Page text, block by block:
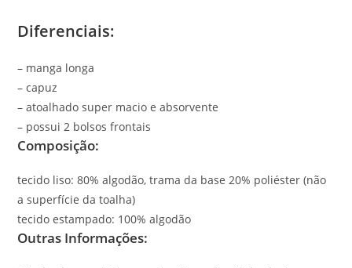
Diferenciais:
– manga longa
– capuz
– atoalhado super macio e absorvente
– possui 2 bolsos frontais
Composição:
tecido liso: 80% algodão, trama da base 20% poliéster (não
a superfície da toalha)
tecido estampado: 100% algodão
Outras Informações: